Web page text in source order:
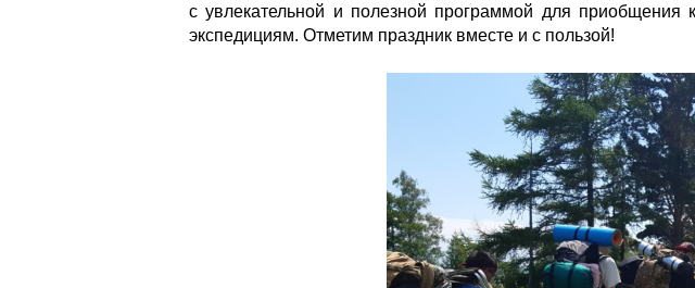
с увлекательной и полезной программой для приобщения
экспедициям. Отметим праздник вместе и с пользой!
photo_5307675358847430125_y.jpg